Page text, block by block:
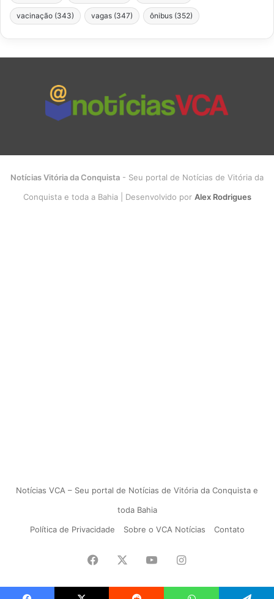
vacinação (343) vagas (347) ônibus (352)
Notícias Vitória da Conquista - Seu portal de Notícias de Vitória da
Conquista e toda a Bahia | Desenvolvido por Alex Rodrigues
Notícias VCA – Seu portal de Notícias de Vitória da Conquista e
toda Bahia
Política de Privacidade
Sobre o VCA Notícias Contato
Facebook YouTubeInstagram